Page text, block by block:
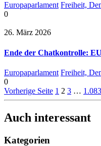
Europaparlament Freiheit,
0
26. März 2026
Ende der Chatkontrolle:
Europaparlament Freiheit,
0
Vorherige Seite 1 2 3 … 1.083
Auch interessant
Kategorien